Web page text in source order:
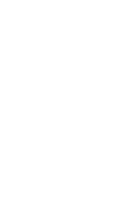
The glass is
colour
different